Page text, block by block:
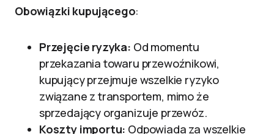
Obowiązki kupującego:
Przejęcie ryzyka: Od momentu
przekazania towaru przewoźnikowi,
kupujący przejmuje wszelkie ryzyko
związane z transportem, mimo że
sprzedający organizuje przewóz.
Koszty importu: Odpowiada za wszelkie